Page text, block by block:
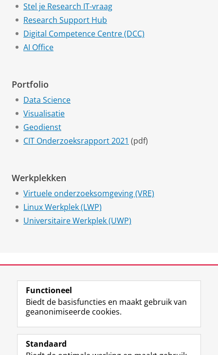
Stel je Research IT-vraag
Research Support Hub
Digital Competence Centre (DCC)
AI Office
Portfolio
Data Science
Visualisatie
Geodienst
CIT Onderzoeksrapport 2021 (pdf)
Werkplekken
Virtuele onderzoeksomgeving (VRE)
Linux Werkplek (LWP)
Universitaire Werkplek (UWP)
View this page in:English
Volg de RUG
F
a
L
i
R
S
I
n
Y
o
Functioneel
Biedt de basisfuncties en maakt gebruik van
geanonimiseerde cookies.
Standaard